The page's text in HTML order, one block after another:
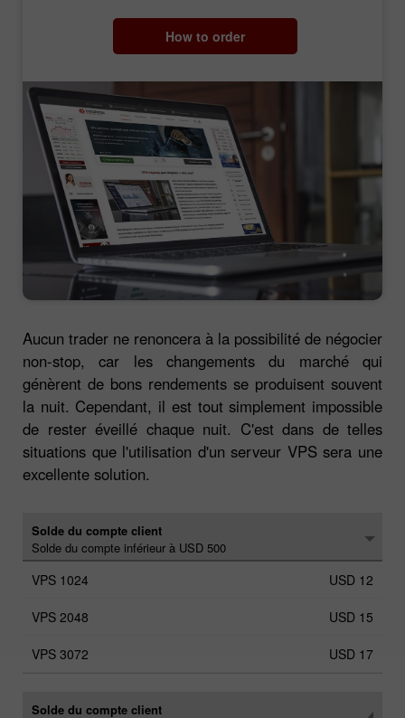
How to order
Aucun trader ne renoncera à la possibilité de négocier
non-stop, car les changements du marché qui
génèrent de bons rendements se produisent souvent
la nuit. Cependant, il est tout simplement impossible
de rester éveillé chaque nuit. C'est dans de telles
situations que l'utilisation d'un serveur VPS sera une
excellente solution.
Solde du compte client
Solde du compte inférieur à USD 500
USD 12
USD 15
USD 17
Solde du compte client